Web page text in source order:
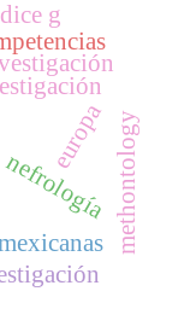
methontology
nefrología
europa
g